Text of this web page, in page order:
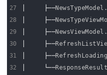
27
28
29
30
31
32
├──NewsTypeModel .
├──
├──NewsViewModel .
├──
├──
└──ResponseResult